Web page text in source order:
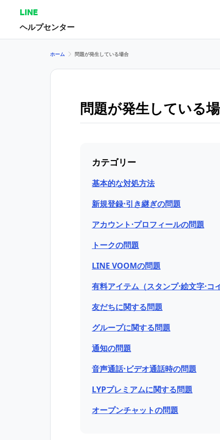
LINE
ヘルプセンター
ホーム 問題が発生している場合
問題が発生している
カテゴリー
基本的な対処方法
新規登録⋅引き継ぎの問題
アカウント⋅プロフィールの問題
トークの問題
LINE VOOMの問題
有料アイテム（スタンプ⋅絵文字⋅コ
友だちに関する問題
グループに関する問題
通知の問題
音声通話⋅ビデオ通話時の問題
LYPプレミアムに関する問題
オープンチャットの問題